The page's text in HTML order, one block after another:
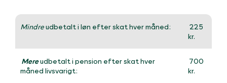
Mindreudbetalt i løn efter skat hver måned:
225
kr.
Mereudbetalt i pension efter skat hver
måned livsvarigt:
700
kr.